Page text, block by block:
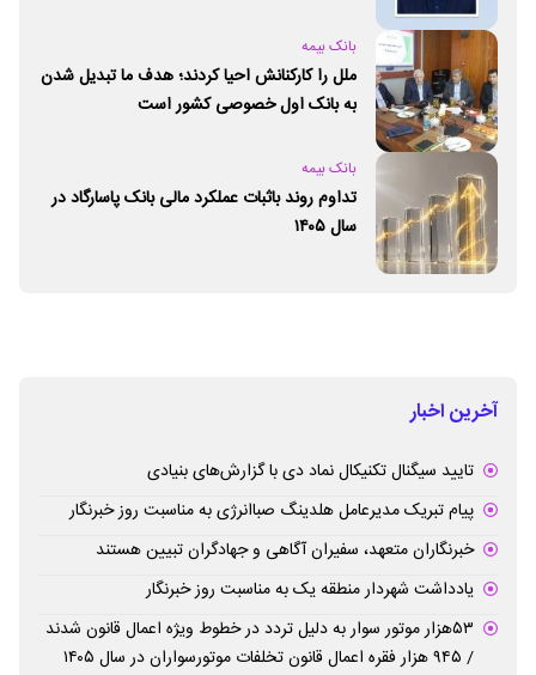
بانک بیمه
ملل را کارکنانش احیا کردند؛ هدف ما تبدیل شدن
به بانک اول خصوصی کشور است
بانک بیمه
تداوم روند باثبات عملکرد مالی بانک پاسارگاد در
سال ۱۴۰۵
آخرین اخبار
تایید سیگنال تکنیکال نماد دی با گزارش‌های بنیادی
پیام تبریک مدیرعامل هلدینگ صباانرژی به مناسبت روز خبرنگار
خبرنگاران متعهد، سفیران آگاهی و جهادگران تبیین هستند
یادداشت شهردار منطقه یک به مناسبت روز خبرنگار
۵۳هزار موتور سوار به دلیل تردد در خطوط ویژه اعمال قانون شدند
/ ۹۴۵ هزار فقره اعمال قانون تخلفات موتورسواران در سال ۱۴۰۵